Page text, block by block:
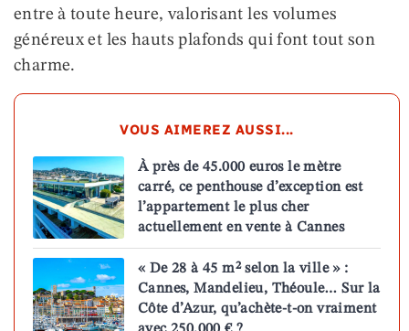
entre à toute heure, valorisant les volumes
généreux et les hauts plafonds qui font tout son
charme.
VOUS AIMEREZ AUSSI...
À près de 45.000 euros le mètre
carré, ce penthouse d’exception est
l’appartement le plus cher
actuellement en vente à Cannes
« De 28 à 45 m² selon la ville » :
Cannes, Mandelieu, Théoule… Sur la
Côte d’Azur, qu’achète-t-on vraiment